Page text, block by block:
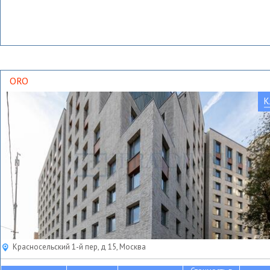
ORO
Красносельский 1-й пер, д 15, Москва